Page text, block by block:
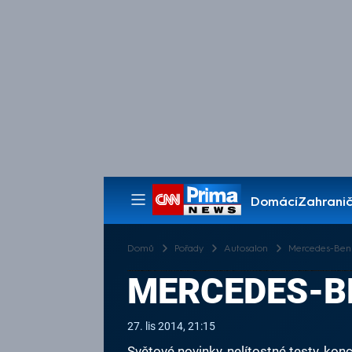
Domácí
Pořady
Domů Pořady Autosalon Mercedes-
MERCEDES-
27. lis 2014, 21:15